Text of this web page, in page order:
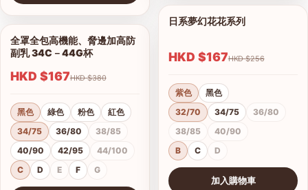
1/5
查看圖片
全罩全包高機能、脅邊加高防
副乳 34C－44G杯
HKD $167 HKD $380
黑色 綠色 粉色
紅色
34/75
36/80
38/85
40/90
42/95
44/100
C
D E F G
日系夢幻花花系列
HKD $167 HKD $256
紫色
黑色
32/70
34/75
36/80
38/85
40/90
B
C D
加入購物車